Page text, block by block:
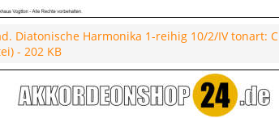
Diatonische Harmonika 1-reihig 10/2/IV tonart: C
- 202 KB